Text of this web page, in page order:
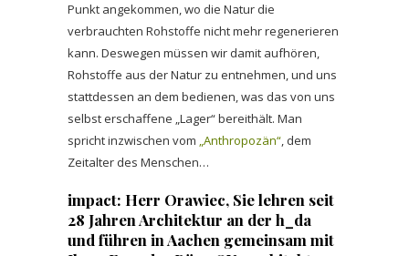
Punkt angekommen, wo die Natur die
verbrauchten Rohstoffe nicht mehr regenerieren
kann. Deswegen müssen wir damit aufhören,
Rohstoffe aus der Natur zu entnehmen, und uns
stattdessen an dem bedienen, was das von uns
selbst erschaffene „Lager“ bereithält. Man
spricht inzwischen vom „Anthropozän“, dem
Zeitalter des Menschen…
impact: Herr Orawiec, Sie lehren seit
28 Jahren Architektur an der h_da
und führen in Aachen gemeinsam mit